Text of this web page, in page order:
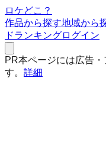
ロケどこ？
作品から探す地域から
ドランキングログイン
PR本ページには広告
す。 詳細